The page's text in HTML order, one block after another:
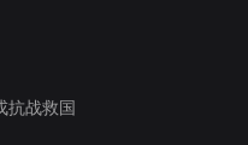
抗战救国